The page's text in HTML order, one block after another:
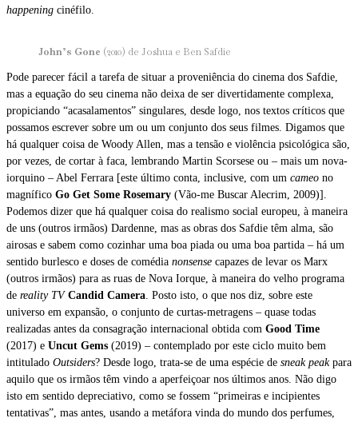
happening cinéfilo.
John’s Gone (2010) de Joshua e Ben Safdie
Pode parecer fácil a tarefa de situar a proveniência do cinema dos Safdie,
mas a equação do seu cinema não deixa de ser divertidamente complexa,
propiciando “acasalamentos” singulares, desde logo, nos textos críticos que
possamos escrever sobre um ou um conjunto dos seus filmes. Digamos que
há qualquer coisa de Woody Allen, mas a tensão e violência psicológica são,
por vezes, de cortar à faca, lembrando Martin Scorsese ou – mais um nova-
iorquino – Abel Ferrara [este último conta, inclusive, com um cameo no
magnífico Go Get Some Rosemary (Vão-me Buscar Alecrim, 2009)].
Podemos dizer que há qualquer coisa do realismo social europeu, à maneira
de uns (outros irmãos) Dardenne, mas as obras dos Safdie têm alma, são
airosas e sabem como cozinhar uma boa piada ou uma boa partida – há um
sentido burlesco e doses de comédia nonsense capazes de levar os Marx
(outros irmãos) para as ruas de Nova Iorque, à maneira do velho programa
de reality TV Candid Camera . Posto isto, o que nos diz, sobre este
universo em expansão, o conjunto de curtas-metragens – quase todas
realizadas antes da consagração internacional obtida com Good Time
(2017) e Uncut Gems (2019) – contemplado por este ciclo muito bem
intitulado Outsiders? Desde logo, trata-se de uma espécie de sneak peak para
aquilo que os irmãos têm vindo a aperfeiçoar nos últimos anos. Não digo
isto em sentido depreciativo, como se fossem “primeiras e incipientes
tentativas”, mas antes, usando a metáfora vinda do mundo dos perfumes,